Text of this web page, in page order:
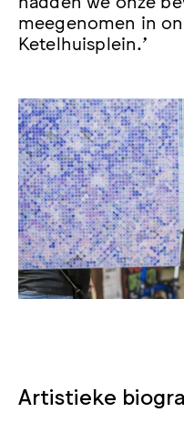
meegenomen in
Ketelhuisplein.’
Artistieke